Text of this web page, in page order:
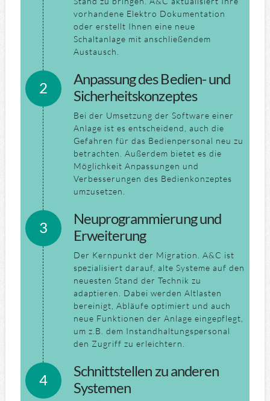
vorhandene Elektro Dokumentation
oder erstellt Ihnen eine neue
Schaltanlage mit anschließendem
Austausch.
Anpassung des Bedien- und
Sicherheitskonzeptes
Bei der Umsetzung der Software einer
Anlage ist es entscheidend, auch die
Gefahren für das Bedienpersonal neu zu
betrachten. Außerdem bietet es die
Möglichkeit Anpassungen und
Verbesserungen des Bedienkonzeptes
umzusetzen.
Neuprogrammierung und
Erweiterung
Der Kernpunkt der Migration. A&C ist
spezialisiert darauf, alte Systeme auf den
neuesten Stand der Technik zu
adaptieren. Dabei werden Altlasten
bereinigt, Abläufe optimiert und auch
neue Funktionen der Anlage eingepflegt,
um z.B. dem Instandhaltungspersonal
den Zugriff zu erleichtern.
Schnittstellen zu anderen
Systemen